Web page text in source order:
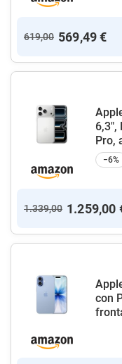
619,00 569,49 €
6,3",
Pro,
−6%
1.339,00 1.259,00
con